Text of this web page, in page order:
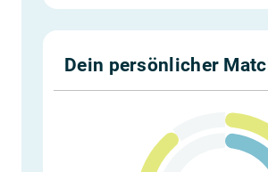
Dein persönlicher